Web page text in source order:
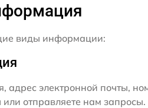
виды информации:
электронной почты,
отправляете нам запросы.